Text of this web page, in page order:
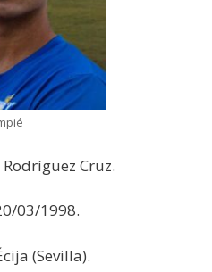
Cruz.
03/1998.
(Sevilla).